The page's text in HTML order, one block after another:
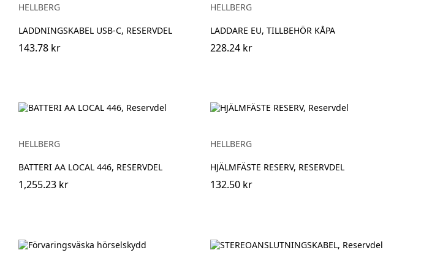
HELLBERG
LADDNINGSKABEL USB-C, RESERVDEL
143.78 kr
HELLBERG
LADDARE EU, TILLBEHÖR KÅPA
228.24 kr
HELLBERG
BATTERI AA LOCAL 446, RESERVDEL
1,255.23 kr
HELLBERG
HJÄLMFÄSTE RESERV, RESERVDEL
132.50 kr